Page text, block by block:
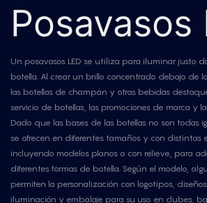
Posavasos
Un posavasos LED se utiliza para iluminar justo
botella. Al crear un brillo concentrado debajo de
las botellas de champán y otras bebidas
servicio de botellas, las promociones de marca y
Dado que las bases de las botellas no son todas
se ofrecen en diferentes tamaños y con distintas
incluyendo modelos planos o con relieve, para
diferentes formas de botella. Según el modelo,
permiten la personalización con logotipos,
iluminación y embalaje para su uso en clubes,